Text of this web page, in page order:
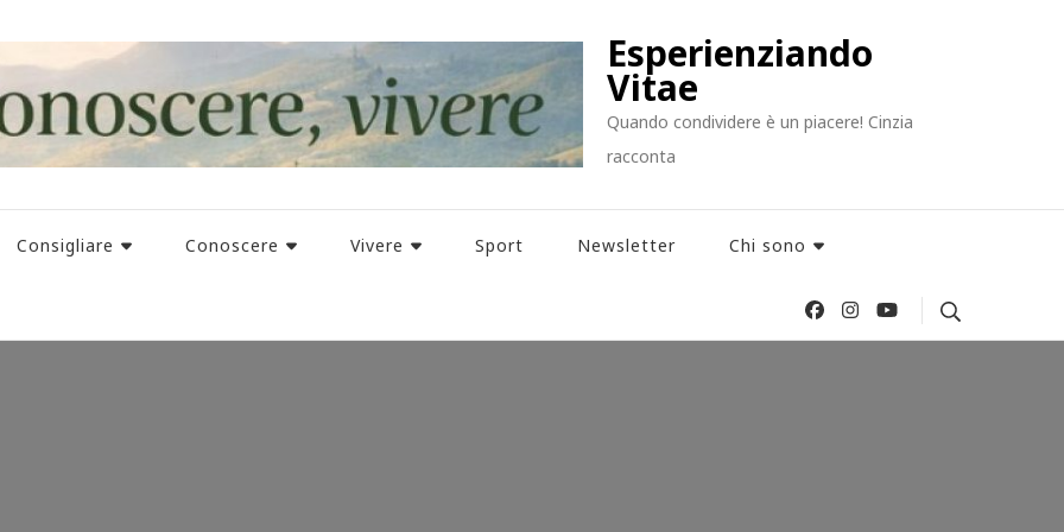
Esperienziando
Vitae
Quando condividere è un piacere! Cinzia
racconta
Consigliare Conoscere Vivere Sport Newsletter Chi sono